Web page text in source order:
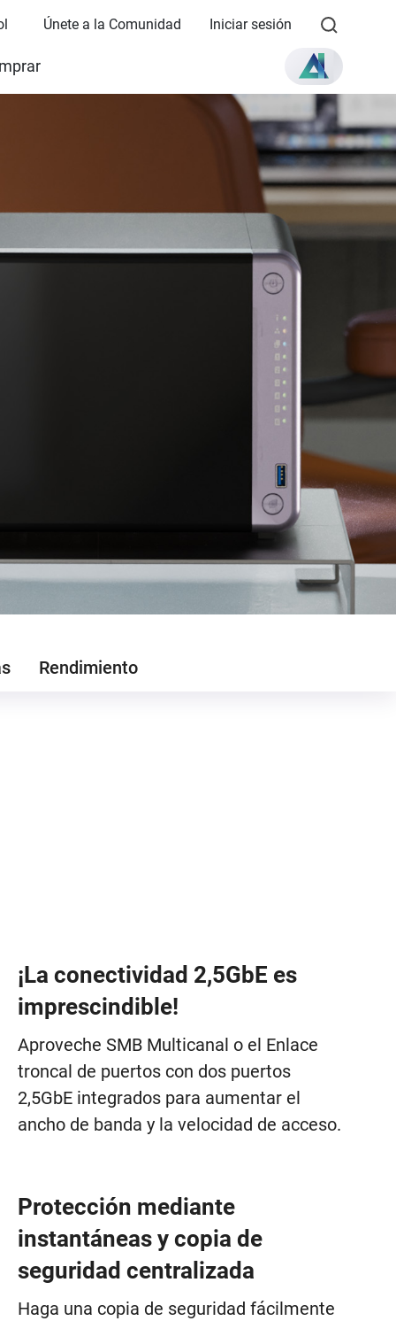
Únete a la Comunidad Iniciar sesión
Rendimiento
¡La conectividad 2,5GbE es
imprescindible!
Aproveche SMB Multicanal o el Enlace
troncal de puertos con dos puertos
2,5GbE integrados para aumentar el
ancho de banda y la velocidad de acceso.
Protección mediante
instantáneas y copia de
seguridad centralizada
Haga una copia de seguridad fácilmente